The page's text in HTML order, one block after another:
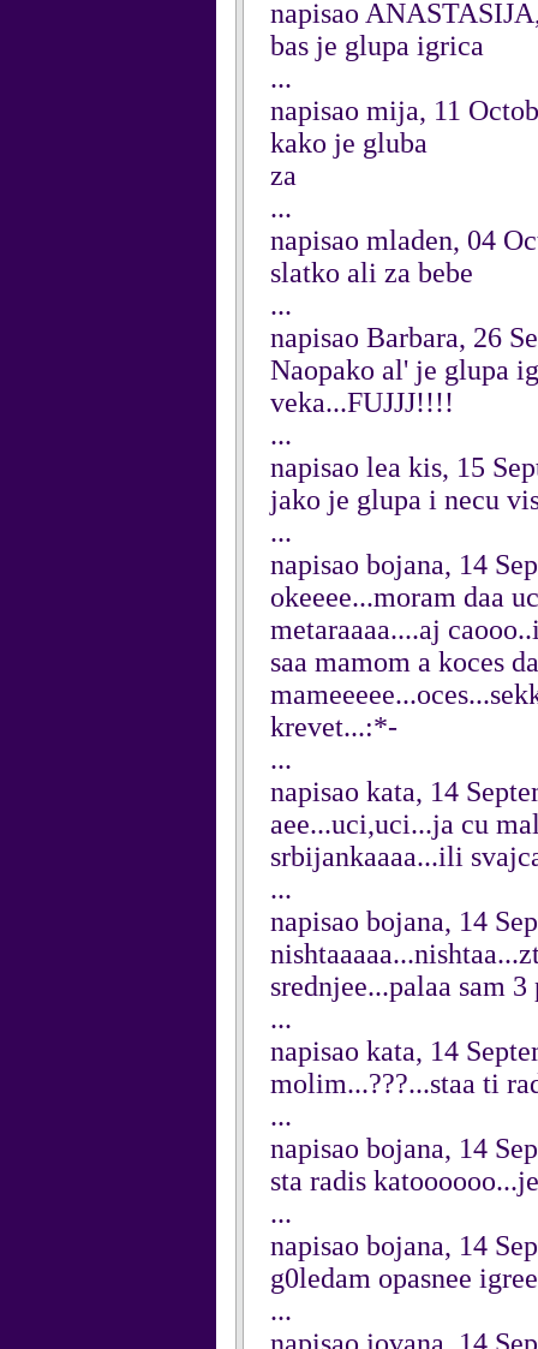
napisao
bas je glupa igrica
...
napisao mija, 11
kako je gluba
za
...
napisao mladen, 04
slatko ali za bebe
...
napisao Barbara, 26
Naopako al' je glupa
veka...FUJJJ!!!!
...
napisao lea kis, 15
jako je glupa i necu
...
napisao bojana, 14
okeeee...moram daa
metaraaaa....aj
saa mamom a koces
krevet...:*-
...
napisao kata, 14
aee...uci,uci...ja cu
srbijankaaaa...ili
...
napisao bojana, 14
srednjee...palaa sam
...
napisao kata, 14
molim...???...staa ti
...
napisao bojana, 14
sta radis
...
napisao bojana, 14
g0ledam opasnee
...